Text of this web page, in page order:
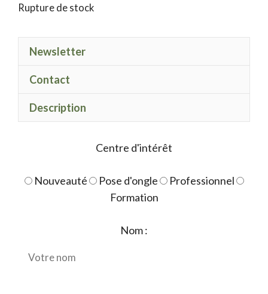
Rupture de stock
Newsletter
Contact
Description
Centre d'intérêt
Nouveauté Pose d'ongle
Professionnel
Formation
Nom :